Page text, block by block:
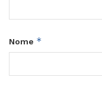
Nome *